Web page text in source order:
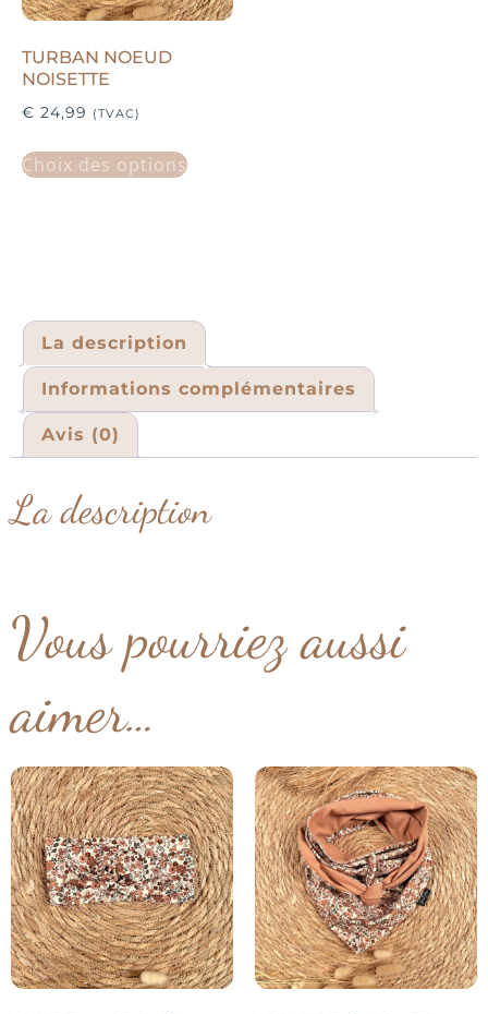
TURBAN NOEUD
NOISETTE
€ 24,99 (TVAC)
Choix des options
La description
Informations complémentaires
Avis (0)
La description
Vous pourriez aussi
aimer…